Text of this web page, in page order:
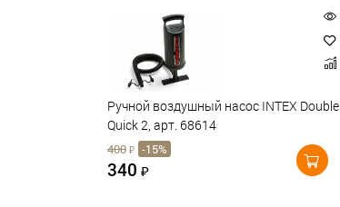
Ручной воздушный насос INTEX Double
Quick 2, арт. 68614
400 ₽ -15%
340 ₽